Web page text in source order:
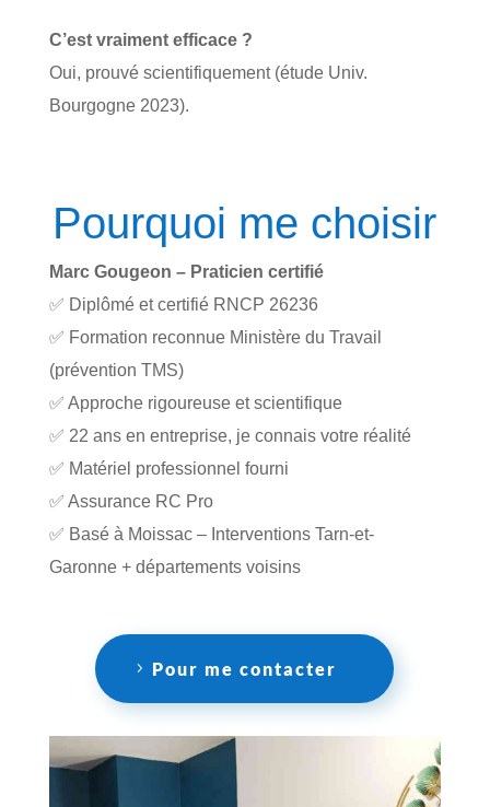
C’est vraiment efficace ?
Oui, prouvé scientifiquement (étude Univ.
Bourgogne 2023).
Pourquoi me choisir
Marc Gougeon – Praticien certifié
✅ Diplômé et certifié RNCP 26236
✅ Formation reconnue Ministère du Travail
(prévention TMS)
✅ Approche rigoureuse et scientifique
✅ 22 ans en entreprise, je connais votre réalité
✅ Matériel professionnel fourni
✅ Assurance RC Pro
✅ Basé à Moissac – Interventions Tarn-et-
Garonne + départements voisins
Pour me contacter